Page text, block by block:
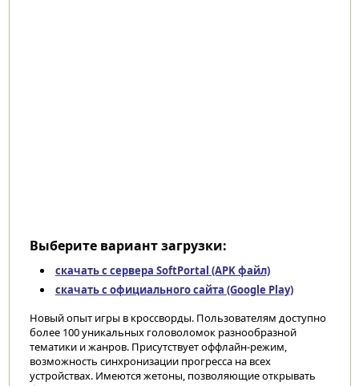
Выберите вариант загрузки:
скачать с сервера SoftPortal (APK файл)
скачать с официального сайта (Google Play)
Новый опыт игры в кроссворды. Пользователям доступно
более 100 уникальных головоломок разнообразной
тематики и жанров. Присутствует оффлайн-режим,
возможность синхронизации прогресса на всех
устройствах. Имеются жетоны, позволяющие открывать